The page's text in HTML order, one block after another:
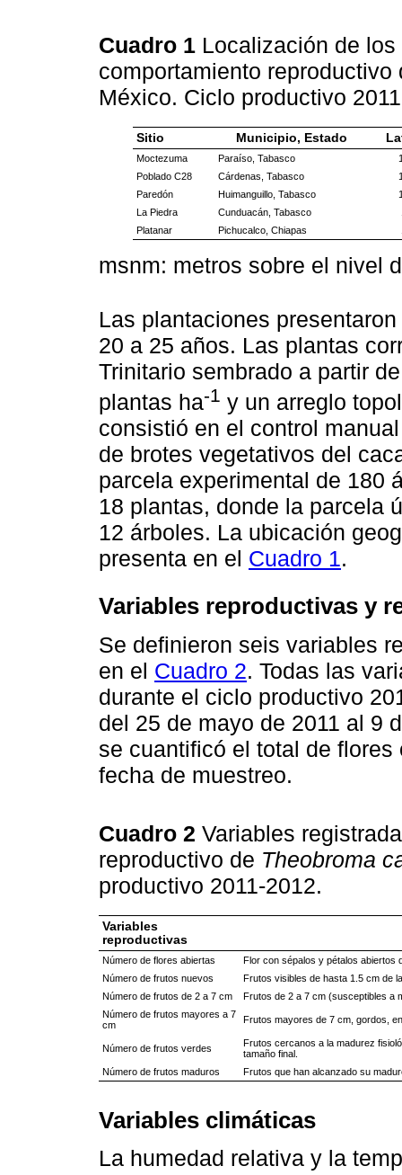
Cuadro 1 Localización de
comportamiento
México. Ciclo productivo
Sitio Municipio, Estado
Moctezuma Paraíso, Tabasco
Poblado C28
Cárdenas, Tabasco
Paredón
Huimanguillo, Tabasco
La Piedra
Cunduacán, Tabasco
Platanar
Pichucalco, Chiapas
msnm: metros sobre el nivel
Las plantaciones
20 a 25 años. Las plantas
Trinitario sembrado a partir
plantas ha-1 y un arreglo
consistió en el control
de brotes vegetativos del
parcela experimental de 180
18 plantas, donde la parcela
12 árboles. La ubicación
presenta en el Cuadro 1.
Variables reproductivas y
Se definieron seis variables
en el Cuadro 2. Todas las
durante el ciclo productivo
del 25 de mayo de 2011 al 9
se cuantificó el total de
fecha de muestreo.
Cuadro 2 Variables
reproductivo de Theobroma
productivo 2011-2012.
Variables
reproductivas
Número de flores abiertas
Flor con sépalos y pétalos abiertos
Número de frutos nuevos
Frutos visibles de hasta 1.5 cm de
Número de frutos de 2 a 7 cm
Frutos de 2 a 7 cm (susceptibles a
Número de frutos mayores a 7
cm
Frutos mayores de 7 cm, gordos,
Número de frutos verdes
Frutos cercanos a la madurez
tamaño final.
Número de frutos maduros
Frutos que han alcanzado su
Variables climáticas
La humedad relativa y la